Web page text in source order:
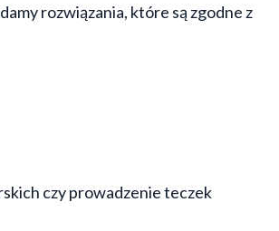
rozwiązania, które są zgodne z
czy prowadzenie teczek